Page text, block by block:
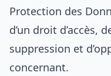
Protection des
d’un droit d’accès,
suppression et
concernant.